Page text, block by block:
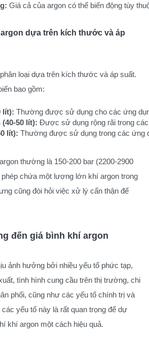
Giá cả của argon có thể biến động tùy
dựa trên kích thước và áp
loại dựa trên kích thước và áp suất.
bao gồm:
lít): Thường được sử dụng cho các ứng
50 lít): Được sử dụng rộng rãi trong
lít): Thường được sử dụng trong các ứng
thường là 150-200 bar (2200-2900
chứa một lượng lớn khí argon trong
cũng đòi hỏi việc xử lý cẩn thận để
đến giá bình khí argon
ảnh hưởng bởi nhiều yếu tố phức tạp,
tình hình cung cầu trên thị trường, chi
phối, cũng như các yếu tố chính trị và
yếu tố này là rất quan trọng để dự
khí argon một cách hiệu quả.